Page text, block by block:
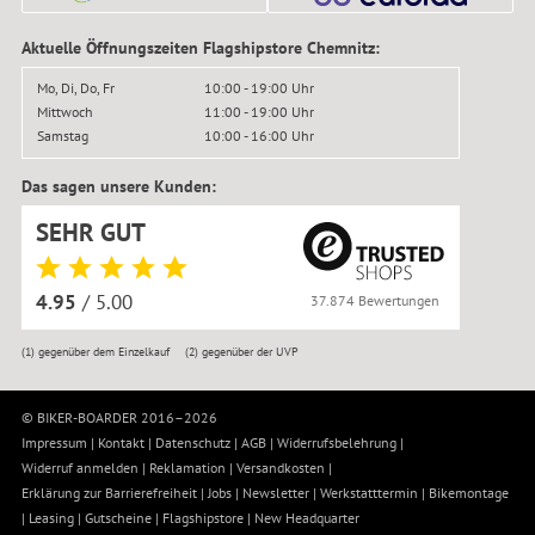
Aktuelle Öffnungszeiten Flagshipstore Chemnitz:
Mo, Di, Do, Fr
10:00 - 19:00 Uhr
Mittwoch
11:00 - 19:00 Uhr
Samstag
10:00 - 16:00 Uhr
Das sagen unsere Kunden:
SEHR GUT
4.95 / 5.00 37.874 Bewertungen
(1)gegenüber dem Einzelkauf (2) gegenüber der UVP
© BIKER-BOARDER 2016–2026
Impressum | Kontakt | Datenschutz | AGB | Widerrufsbelehrung |
Widerruf anmelden | Reklamation | Versandkosten |
Erklärung zur Barrierefreiheit |Jobs | Newsletter | Werkstatttermin | Bikemontage
| Leasing | Gutscheine | Flagshipstore | New Headquarter